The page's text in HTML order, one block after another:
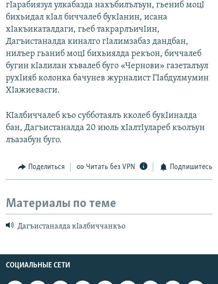
гIарабиязул улкабазда нахъбилълъун, гьениб моцI
бихьидал кIал биччалеб букIанин, исана
хIакъикаталдаги, гьеб такрарлъичIин,
Дагъистаналда киналго гIалимзабаз дандбан,
нилъер гьаниб моцI бихьиялда рекъон, биччалеб
бугин кIалилан хъвалеб буго «Чернови» газеталъул
рухIияб колонка бачунев журналист ГIабдулмумин
ХIажиевасги.
КIалбиччалеб къо субботаялъ кколеб букIиналда
бан, Дагъистаналда 20 июль хIалтIулареб къолъун
лъазабун буго.
Поделиться Читать без VPN Подпишитесь
Материалы по теме
Дагъистаналда кIалбиччанкъо
СОЦИАЛЬНЫЕ СЕТИ